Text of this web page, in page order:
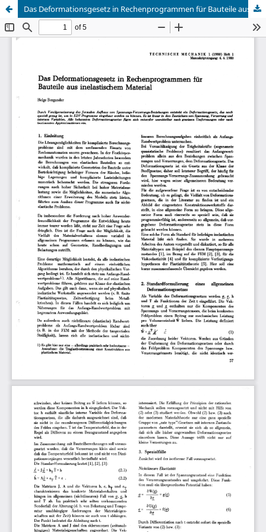
Das Deformationsgesetz in Rechenprogrammen für Bauteile aus inelastischem Material